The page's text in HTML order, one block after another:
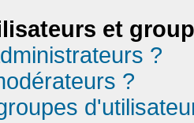
et
?
?